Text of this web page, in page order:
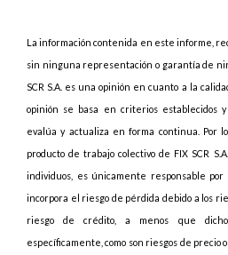
La información contenida en este informe,
sin ninguna representación o garantía de
SCR S.A. es una opinión en cuanto a la
opinión se basa en criterios establecidos y
evalúa y actualiza en forma continua. Por
producto de trabajo colectivo de FIX SCR
individuos, es únicamente responsable por
incorpora el riesgo de pérdida debido a los
riesgo de crédito, a menos que
específicamente, como son riesgos de precio o